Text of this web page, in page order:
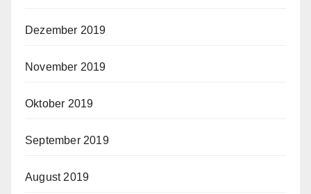
Dezember 2019
November 2019
Oktober 2019
September 2019
August 2019